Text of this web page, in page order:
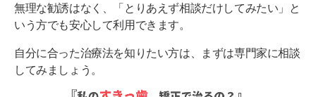
無理な勧誘はなく、「とりあえず相談だけしてみたい」と
いう方でも安心して利用できます。
自分に合った治療法を知りたい方は、まずは専門家に相談
してみましょう。